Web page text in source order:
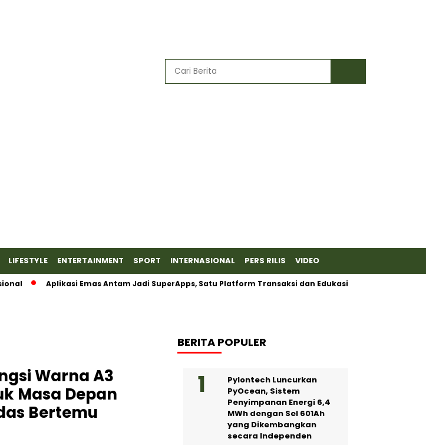
LIFESTYLE ENTERTAINMENT SPORT INTERNASIONAL PERS RILIS VIDEO
Aplikasi Emas Antam Jadi SuperApps, Satu Platform Transaksi dan Edukasi
Warna A3
Masa Depan
Bertemu
BERITA POPULER
Pylontech Luncurkan
PyOcean, Sistem
Penyimpanan Energi 6,4
MWh dengan Sel 601Ah
yang Dikembangkan
secara Independen